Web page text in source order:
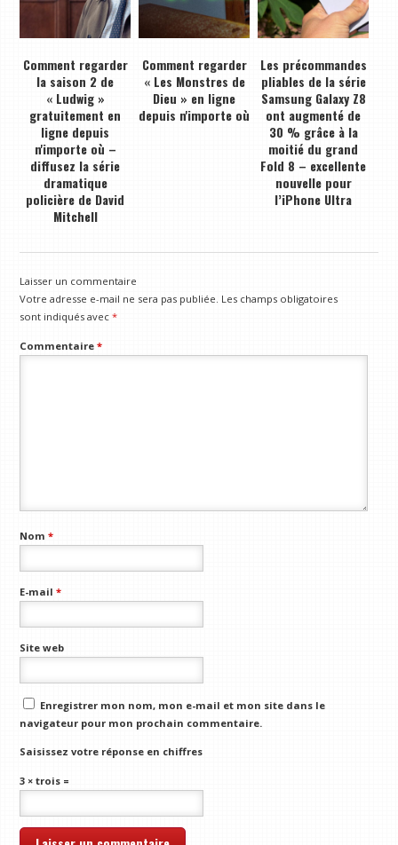
Comment regarder
la saison 2 de
« Ludwig »
gratuitement en
ligne depuis
n'importe où –
diffusez la série
dramatique
policière de David
Mitchell
Comment regarder
« Les Monstres de
Dieu » en ligne
depuis n'importe où
Les précommandes
pliables de la série
Samsung Galaxy Z8
ont augmenté de
30 % grâce à la
moitié du grand
Fold 8 – excellente
nouvelle pour
l’iPhone Ultra
Laisser un commentaire
Votre adresse e-mail ne sera pas publiée. Les champs obligatoires
sont indiqués avec*
Commentaire*
Nom*
E-mail*
Site web
Enregistrer mon nom, mon e-mail et mon site dans le
navigateur pour mon prochain commentaire.
Saisissez votre réponse en chiffres
3 × trois =